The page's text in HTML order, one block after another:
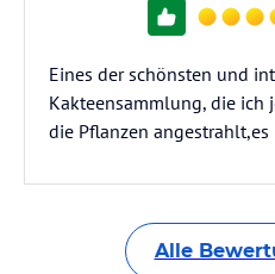
Eines der schönsten und
Kakteensammlung, die ich
die Pflanzen
Alle